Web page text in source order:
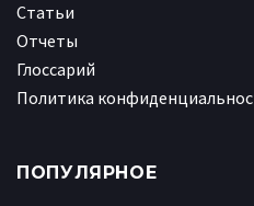
Статьи
Отчеты
Глоссарий
Политика
ПОПУЛЯРНОЕ